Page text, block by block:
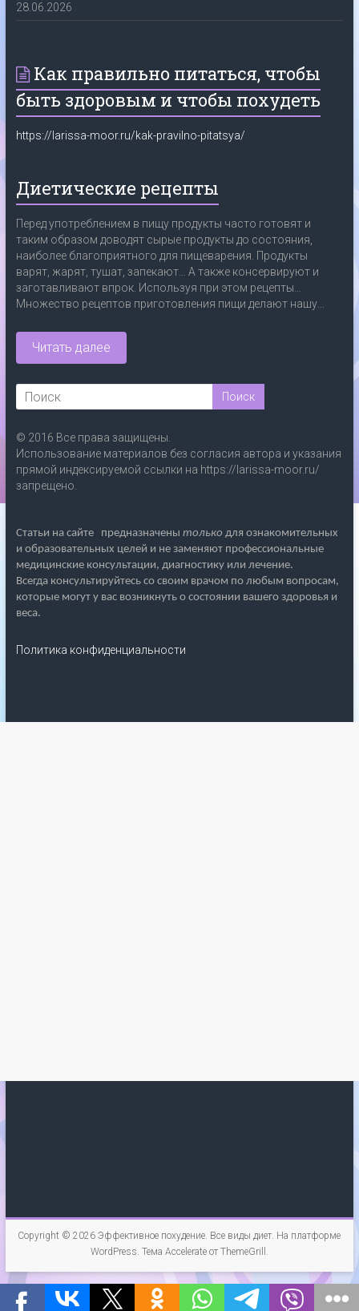
28.06.2026
Как правильно питаться, чтобы
быть здоровым и чтобы похудеть
https://larissa-moor.ru/kak-pravilno-pitatsya/
Диетические рецепты
Перед употреблением в пищу продукты часто готовят и
таким образом доводят сырые продукты до состояния,
наиболее благоприятного для пищеварения. Продукты
варят, жарят, тушат, запекают… А также консервируют и
заготавливают впрок. Используя при этом рецепты…
Множество рецептов приготовления пищи делают нашу...
Читать далее
© 2016 Все права защищены.
Использование материалов без согласия автора и указания
прямой индексируемой ссылки на https://larissa-moor.ru/
запрещено.
Статьи на сайте предназначены только для ознакомительных
и образовательных целей и не заменяют профессиональные
медицинские консультации, диагностику или лечение.
Всегда консультируйтесь со своим врачом по любым вопросам,
которые могут у вас возникнуть о состоянии вашего здоровья и
веса.
Политика конфиденциальности
Copyright © 2026Эффективное похудение. Все виды диет. На платформе
WordPress. Тема Accelerate от ThemeGrill .